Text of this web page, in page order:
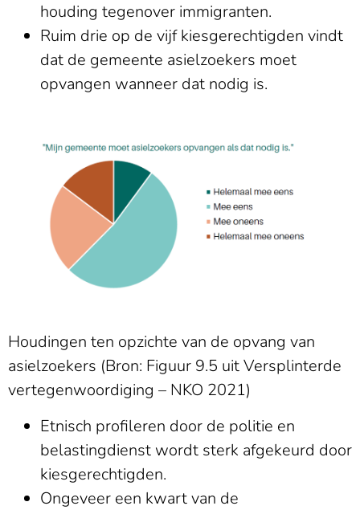
houding tegenover immigranten.
Ruim drie op de vijf kiesgerechtigden vindt
dat de gemeente asielzoekers moet
opvangen wanneer dat nodig is.
Houdingen ten opzichte van de opvang van
asielzoekers (Bron: Figuur 9.5 uit Versplinterde
vertegenwoordiging – NKO 2021)
Etnisch profileren door de politie en
belastingdienst wordt sterk afgekeurd door
kiesgerechtigden.
Ongeveer een kwart van de